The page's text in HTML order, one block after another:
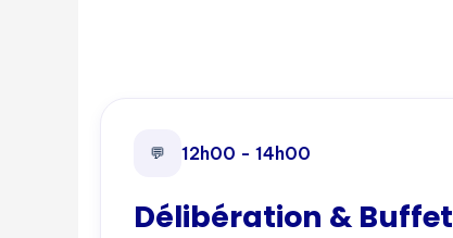
💬 12h00 - 14h00
Délibération & Buffet